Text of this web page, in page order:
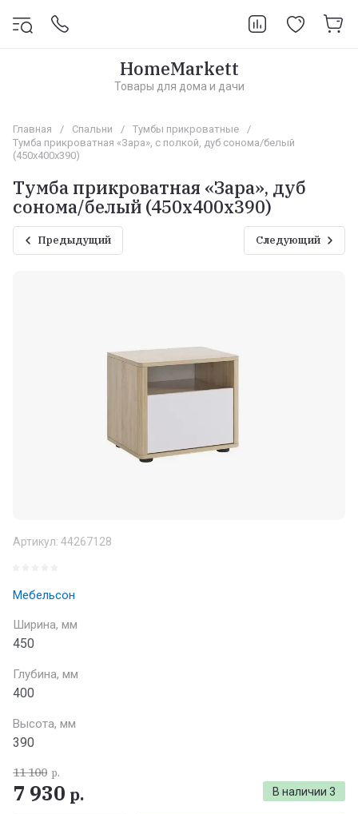
HomeMarkett
Товары для дома и дачи
Главная / Спальни / Тумбы прикроватные
/
Тумба прикроватная «Зара», с полкой, дуб сонома/белый
(450х400х390)
Тумба прикроватная «Зара», дуб
сонома/белый (450х400х390)
Предыдущий Следующий
Артикул: 44267128
Мебельсон
Ширина, мм
450
Глубина, мм
400
Высота, мм
390
В наличии 3
11 100 р.
7 930 р.